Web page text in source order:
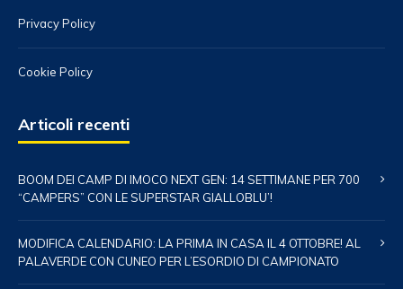
Privacy Policy
Cookie Policy
Articoli recenti
BOOM DEI CAMP DI IMOCO NEXT GEN: 14 SETTIMANE PER 700
“CAMPERS” CON LE SUPERSTAR GIALLOBLU’!
MODIFICA CALENDARIO: LA PRIMA IN CASA IL 4 OTTOBRE! AL
PALAVERDE CON CUNEO PER L’ESORDIO DI CAMPIONATO